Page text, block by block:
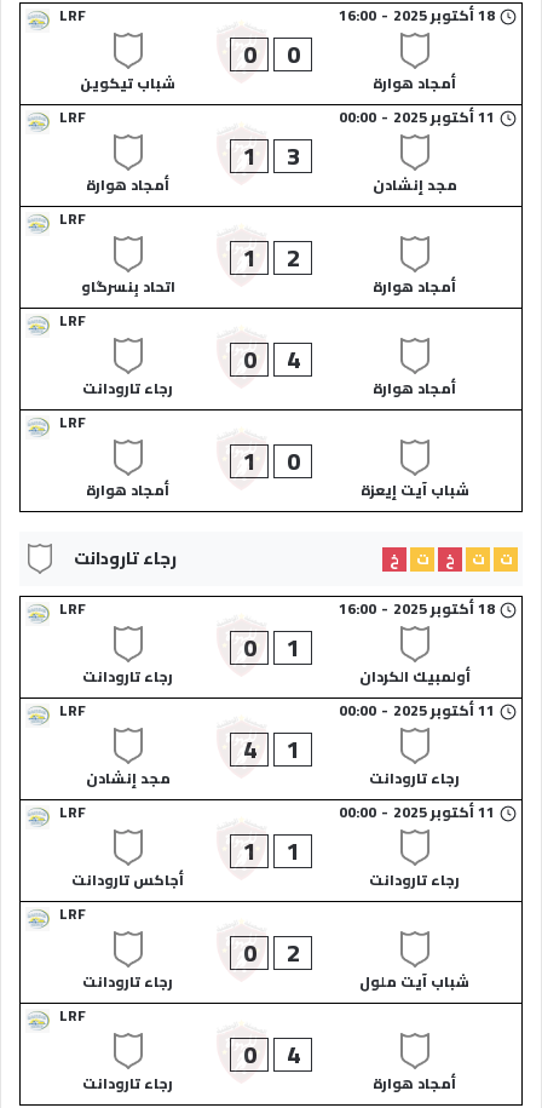
LRF
18 أكتوبر 2025 -
16:00
أمجاد هوارة​
0
0
شباب تيكوين​
LRF
11 أكتوبر 2025 -
00:00
مجد إنشادن​
3
1
أمجاد هوارة​
LRF
أمجاد هوارة​
2
1
اتحاد بِنسرگاو​
LRF
أمجاد هوارة​
4
0
رجاء تارودانت​
LRF
شباب آيت إيعزة​
0
1
أمجاد هوارة​
رجاء تارودانت​ ت ت خ ت
خ
LRF
18 أكتوبر 2025 -
16:00
أولمبيك الكردان​
1
0
رجاء تارودانت​
LRF
11 أكتوبر 2025 -
00:00
رجاء تارودانت​
1
4
مجد إنشادن​
LRF
11 أكتوبر 2025 -
00:00
رجاء تارودانت​
1
1
أجاكس تارودانت​
LRF
شباب آيت ملول​
2
0
رجاء تارودانت​
LRF
أمجاد هوارة​
4
0
رجاء تارودانت​